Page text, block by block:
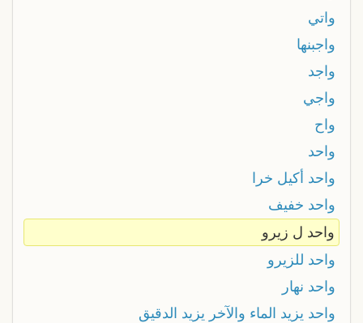
واتي
واجبنها
واجد
واجي
واح
واحد
واحد أكيل خرا
واحد خفيف
واحد ل زيرو
واحد للزيرو
واحد نهار
واحد يزيد الماء والآخر يزيد الدقيق